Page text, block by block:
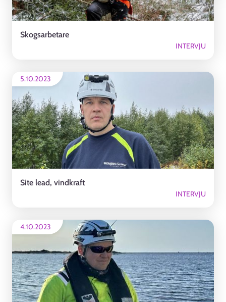
Skogsarbetare
INTERVJU
5.10.2023
Site lead, vindkraft
INTERVJU
4.10.2023